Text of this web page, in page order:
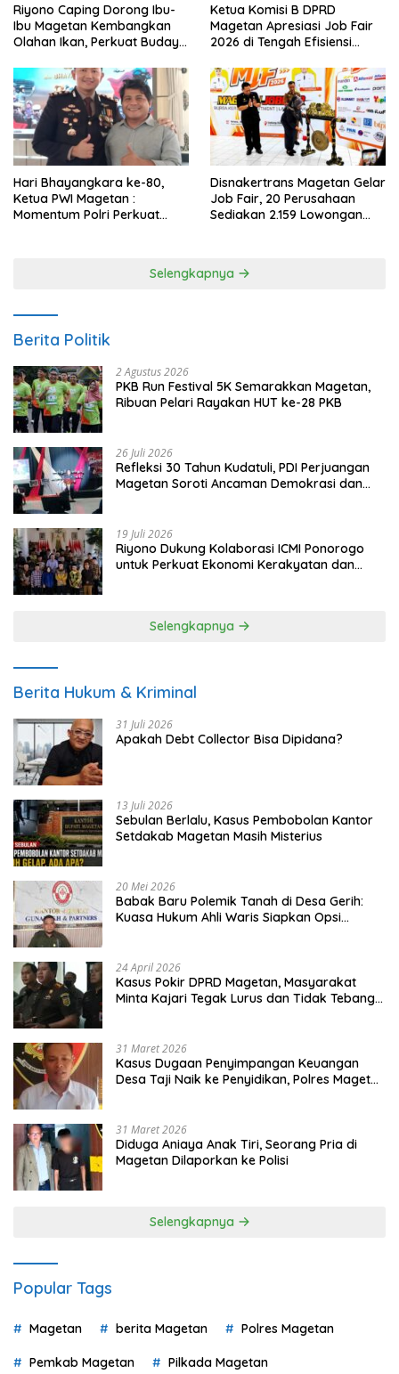
Riyono Caping Dorong Ibu-
Ibu Magetan Kembangkan
Olahan Ikan, Perkuat Budaya
Ketua Komisi B DPRD
Magetan Apresiasi Job Fair
2026 di Tengah Efisiensi
Hari Bhayangkara ke-80,
Ketua PWI Magetan :
Momentum Polri Perkuat
Disnakertrans Magetan Gelar
Job Fair, 20 Perusahaan
Sediakan 2.159 Lowongan
Selengkapnya
Berita Politik
2 Agustus 2026
PKB Run Festival 5K Semarakkan Magetan,
Ribuan Pelari Rayakan HUT ke-28 PKB
26 Juli 2026
Refleksi 30 Tahun Kudatuli, PDI Perjuangan
Magetan Soroti Ancaman Demokrasi dan
19 Juli 2026
Riyono Dukung Kolaborasi ICMI Ponorogo
untuk Perkuat Ekonomi Kerakyatan dan
Selengkapnya
Berita Hukum & Kriminal
31 Juli 2026
Apakah Debt Collector Bisa Dipidana?
13 Juli 2026
Sebulan Berlalu, Kasus Pembobolan Kantor
Setdakab Magetan Masih Misterius
20 Mei 2026
Babak Baru Polemik Tanah di Desa Gerih:
Kuasa Hukum Ahli Waris Siapkan Opsi
24 April 2026
Kasus Pokir DPRD Magetan, Masyarakat
Minta Kajari Tegak Lurus dan Tidak Tebang
31 Maret 2026
Kasus Dugaan Penyimpangan Keuangan
Desa Taji Naik ke Penyidikan, Polres Magetan
31 Maret 2026
Diduga Aniaya Anak Tiri, Seorang Pria di
Magetan Dilaporkan ke Polisi
Selengkapnya
Popular Tags
Magetan berita Magetan Polres Magetan
Pemkab Magetan Pilkada Magetan